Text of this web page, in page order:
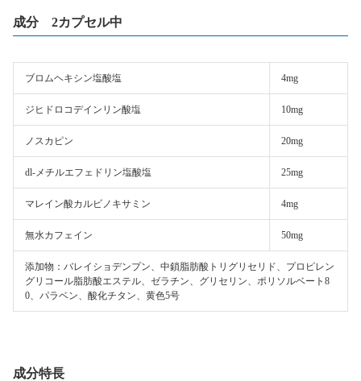
成分 2カプセル中
ブロムヘキシン塩酸塩 4mg
ジヒドロコデインリン酸塩 10mg
ノスカピン 20mg
dl-メチルエフェドリン塩酸塩 25mg
マレイン酸カルビノキサミン 4mg
無水カフェイン 50mg
添加物：バレイショデンプン、中鎖脂肪酸トリグリセリド、プロピレン
グリコール脂肪酸エステル、ゼラチン、グリセリン、ポリソルベート8
0、パラベン、酸化チタン、黄色5号
成分特長